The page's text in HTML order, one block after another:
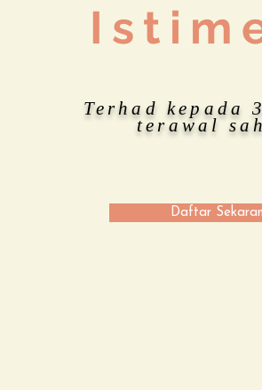
Terhad kepada
terawal
Daftar